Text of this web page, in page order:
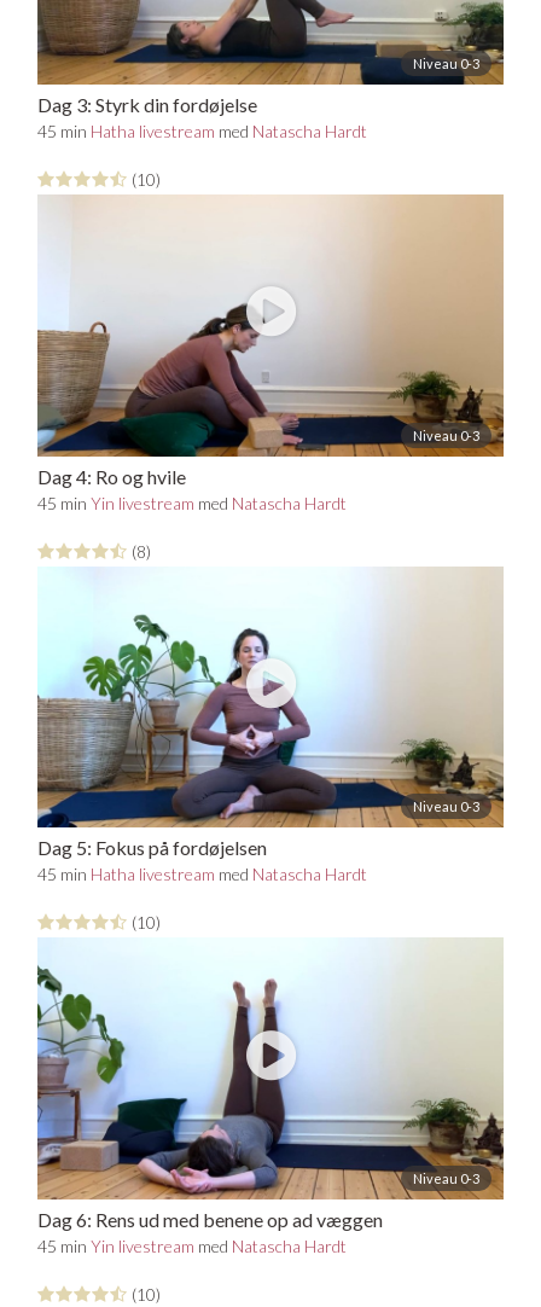
Niveau 0-3
Dag 3: Styrk din fordøjelse
45 min Hatha livestream med Natascha Hardt
(10)
Niveau 0-3
Dag 4: Ro og hvile
45 minYin livestream med Natascha Hardt
(8)
Niveau 0-3
Dag 5: Fokus på fordøjelsen
45 min Hatha livestream med Natascha Hardt
(10)
Niveau 0-3
Dag 6: Rens ud med benene op ad væggen
45 minYin livestream med Natascha Hardt
(10)